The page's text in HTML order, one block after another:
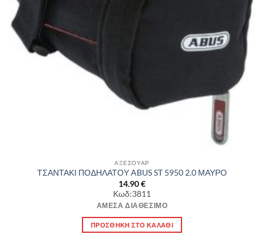
ΑΞΕΣΟΥΑΡ
ΤΣΑΝΤΑΚΙ ΠΟΔΗΛΑΤΟΥ ABUS ST 5950 2.0 ΜΑΥΡΟ
14.90€
Κωδ:3811
ΆΜΕΣΑ ΔΙΑΘΈΣΙΜΟ
ΠΡΟΣΘΉΚΗ ΣΤΟ ΚΑΛΆΘΙ